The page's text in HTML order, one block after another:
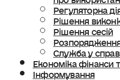
Регуляторна
Рішення
Рішення сесій
Служба у
Економіка фінанси
Інформування